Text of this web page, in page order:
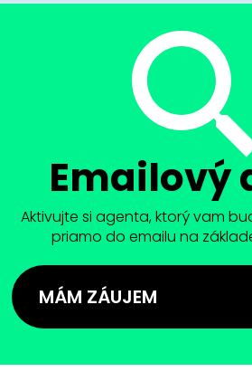
Emailový
Aktivujte si agenta, ktorý vam
priamo do emailu na
MÁM ZÁUJEM